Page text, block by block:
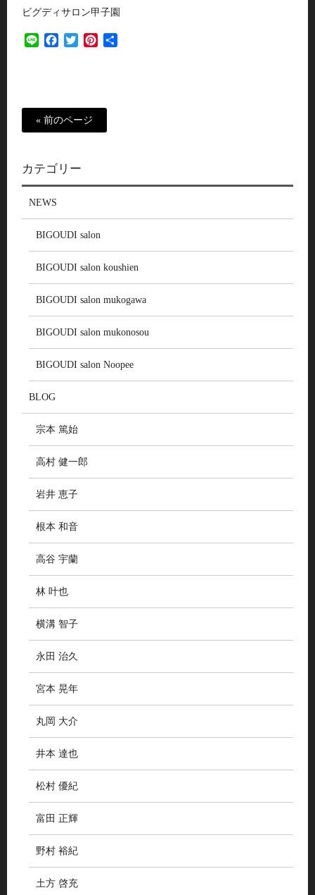
ビグディサロン甲子園
Line FacebookTwitterPinterest
« 前のページ
カテゴリー
NEWS
BIGOUDI salon
BIGOUDI salon koushien
BIGOUDI salon mukogawa
BIGOUDI salon mukonosou
BIGOUDI salon Noopee
BLOG
宗本 篤始
高村 健一郎
岩井 恵子
根本 和音
高谷 宇蘭
林 叶也
横溝 智子
永田 治久
宮本 晃年
丸岡 大介
井本 達也
松村 優紀
富田 正輝
野村 裕紀
土方 啓充